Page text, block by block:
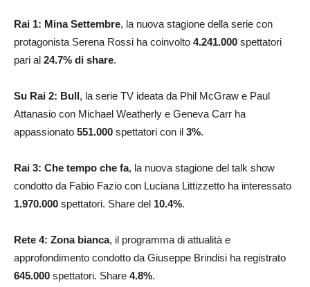
Rai 1: Mina Settembre, la nuova stagione della serie con
protagonista Serena Rossi ha coinvolto 4.241.000 spettatori
pari al 24.7% di share.
Su Rai 2: Bull, la serie TV ideata da Phil McGraw e Paul
Attanasio con Michael Weatherly e Geneva Carr ha
appassionato 551.000 spettatori con il 3%.
Rai 3: Che tempo che fa, la nuova stagione del talk show
condotto da Fabio Fazio con Luciana Littizzetto ha interessato
1.970.000 spettatori. Share del 10.4%.
Rete 4: Zona bianca, il programma di attualità e
approfondimento condotto da Giuseppe Brindisi ha registrato
645.000 spettatori. Share 4.8%.